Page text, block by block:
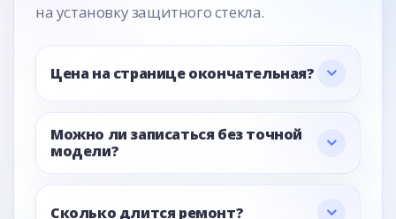
на установку защитного стекла.
Цена на странице окончательная?
Можно ли записаться без точной
модели?
Сколько длится ремонт?